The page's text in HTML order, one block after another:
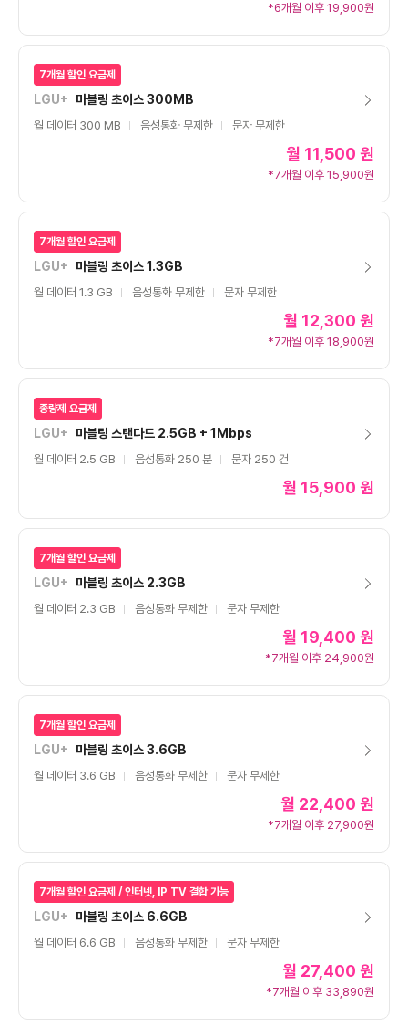
*6개월 이후 19,900원
7개월 할인 요금제
LGU+ 마블링 초이스 300MB
월 데이터 300 MB 음성통화 무제한 문자 무제한
월 11,500 원
*7개월 이후 15,900원
7개월 할인 요금제
LGU+ 마블링 초이스 1.3GB
월 데이터 1.3 GB 음성통화 무제한 문자 무제한
월 12,300 원
*7개월 이후 18,900원
종량제 요금제
LGU+ 마블링 스탠다드 2.5GB + 1Mbps
월 데이터 2.5 GB 음성통화 250 분 문자 250 건
월 15,900 원
7개월 할인 요금제
LGU+ 마블링 초이스 2.3GB
월 데이터 2.3 GB 음성통화 무제한 문자 무제한
월 19,400 원
*7개월 이후 24,900원
7개월 할인 요금제
LGU+ 마블링 초이스 3.6GB
월 데이터 3.6 GB 음성통화 무제한 문자 무제한
월 22,400 원
*7개월 이후 27,900원
7개월 할인 요금제 / 인터넷, IP TV 결합 가능
LGU+ 마블링 초이스 6.6GB
월 데이터 6.6 GB 음성통화 무제한 문자 무제한
월 27,400 원
*7개월 이후 33,890원